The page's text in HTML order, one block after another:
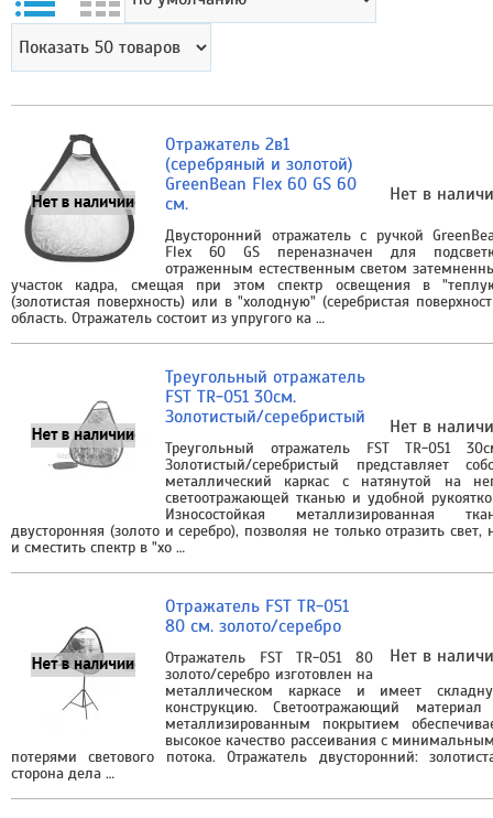
Нет в
Отражатель 2в1
(серебряный и золотой)
GreenBean Flex 60 GS 60
см.
Двусторонний отражатель с ручкой
Flex 60 GS переназначен для
отраженным естественным светом
участок кадра, смещая при этом спектр освещения в
(золотистая поверхность) или в "холодную" (серебристая
область. Отражатель состоит из упругого ка …
Нет в
Треугольный отражатель
FST TR-051 30см.
Золотистый/серебристый
Треугольный отражатель FST TR-051
Золотистый/серебристый представляет
металлический каркас с натянутой на
светоотражающей тканью и удобной
Износостойкая металлизированная
двусторонняя (золото и серебро), позволяя не только отразить свет,
и сместить спектр в "хо …
Нет в
Отражатель FST TR-051
80 см. золото/серебро
Отражатель FST TR-051 80
золото/серебро изготовлен на
металлическом каркасе и имеет
конструкцию. Светоотражающий
металлизированным покрытием
высокое качество рассеивания с
потерями светового потока. Отражатель двусторонний:
сторона дела …